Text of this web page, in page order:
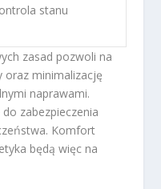
stanu
zasad pozwoli na
oraz minimalizację
naprawami.
zabezpieczenia
Komfort
będą więc na